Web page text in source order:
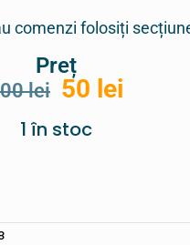
comenzi folosiți
Preț
lei 50 lei
1 în stoc